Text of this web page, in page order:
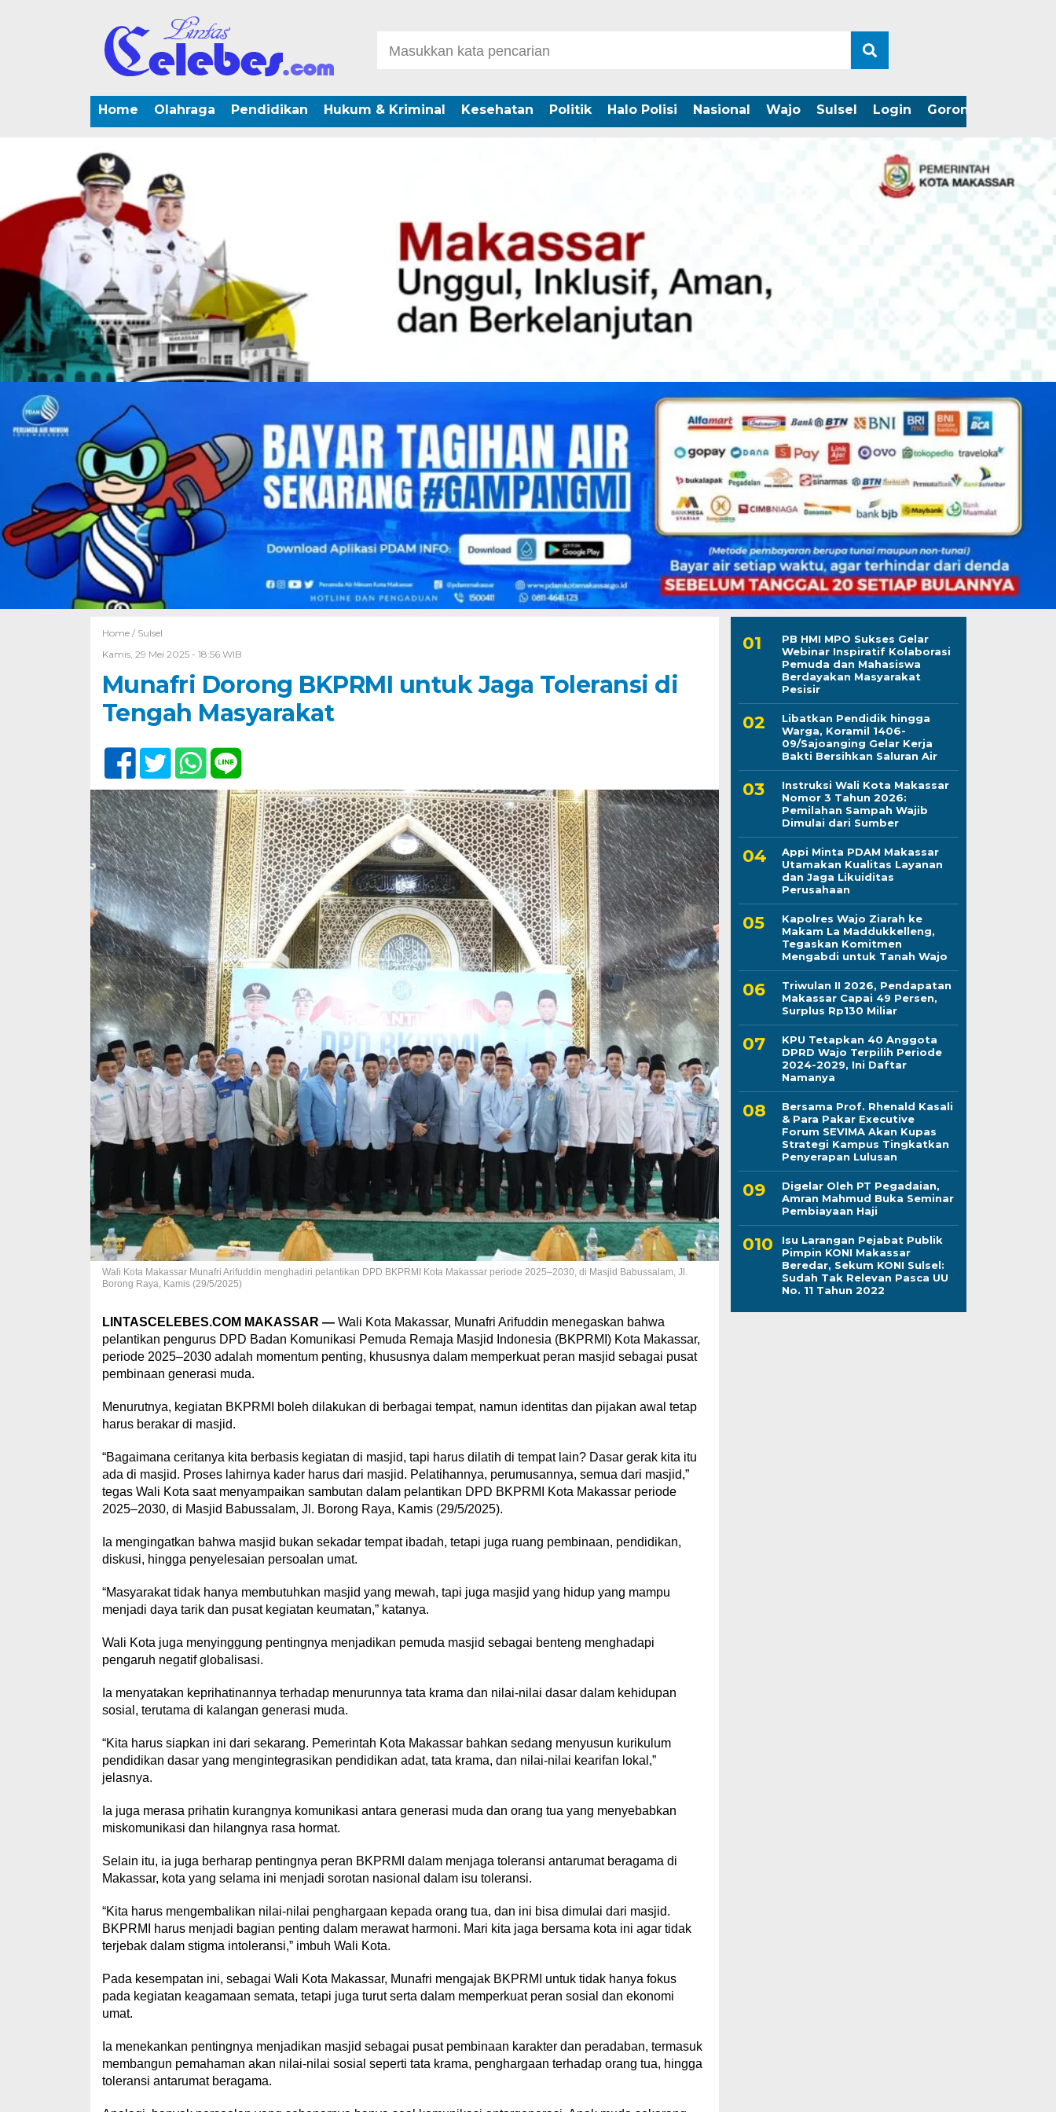
Home Olahraga Pendidikan Hukum & Kriminal Kesehatan Politik Halo Polisi Nasional Wajo Sulsel Login Gorontalo
Home / Sulsel
Kamis, 29 Mei 2025 - 18:56 WIB
Munafri Dorong BKPRMI untuk Jaga Toleransi di
Tengah Masyarakat
Wali Kota Makassar Munafri Arifuddin menghadiri pelantikan DPD BKPRMI Kota Makassar periode 2025–2030, di Masjid Babussalam, Jl.
Borong Raya, Kamis (29/5/2025)
LINTASCELEBES.COM MAKASSAR —Wali Kota Makassar, Munafri Arifuddin menegaskan bahwa
pelantikan pengurus DPD Badan Komunikasi Pemuda Remaja Masjid Indonesia (BKPRMI) Kota Makassar,
periode 2025–2030 adalah momentum penting, khususnya dalam memperkuat peran masjid sebagai pusat
pembinaan generasi muda.
Menurutnya, kegiatan BKPRMI boleh dilakukan di berbagai tempat, namun identitas dan pijakan awal tetap
harus berakar di masjid.
“Bagaimana ceritanya kita berbasis kegiatan di masjid, tapi harus dilatih di tempat lain? Dasar gerak kita itu
ada di masjid. Proses lahirnya kader harus dari masjid. Pelatihannya, perumusannya, semua dari masjid,”
tegas Wali Kota saat menyampaikan sambutan dalam pelantikan DPD BKPRMI Kota Makassar periode
2025–2030, di Masjid Babussalam, Jl. Borong Raya, Kamis (29/5/2025).
Ia mengingatkan bahwa masjid bukan sekadar tempat ibadah, tetapi juga ruang pembinaan, pendidikan,
diskusi, hingga penyelesaian persoalan umat.
“Masyarakat tidak hanya membutuhkan masjid yang mewah, tapi juga masjid yang hidup yang mampu
menjadi daya tarik dan pusat kegiatan keumatan,” katanya.
Wali Kota juga menyinggung pentingnya menjadikan pemuda masjid sebagai benteng menghadapi
pengaruh negatif globalisasi.
Ia menyatakan keprihatinannya terhadap menurunnya tata krama dan nilai-nilai dasar dalam kehidupan
sosial, terutama di kalangan generasi muda.
“Kita harus siapkan ini dari sekarang. Pemerintah Kota Makassar bahkan sedang menyusun kurikulum
pendidikan dasar yang mengintegrasikan pendidikan adat, tata krama, dan nilai-nilai kearifan lokal,”
jelasnya.
Ia juga merasa prihatin kurangnya komunikasi antara generasi muda dan orang tua yang menyebabkan
miskomunikasi dan hilangnya rasa hormat.
Selain itu, ia juga berharap pentingnya peran BKPRMI dalam menjaga toleransi antarumat beragama di
Makassar, kota yang selama ini menjadi sorotan nasional dalam isu toleransi.
“Kita harus mengembalikan nilai-nilai penghargaan kepada orang tua, dan ini bisa dimulai dari masjid.
BKPRMI harus menjadi bagian penting dalam merawat harmoni. Mari kita jaga bersama kota ini agar tidak
terjebak dalam stigma intoleransi,” imbuh Wali Kota.
Pada kesempatan ini, sebagai Wali Kota Makassar, Munafri mengajak BKPRMI untuk tidak hanya fokus
pada kegiatan keagamaan semata, tetapi juga turut serta dalam memperkuat peran sosial dan ekonomi
umat.
Ia menekankan pentingnya menjadikan masjid sebagai pusat pembinaan karakter dan peradaban, termasuk
membangun pemahaman akan nilai-nilai sosial seperti tata krama, penghargaan terhadap orang tua, hingga
toleransi antarumat beragama.
PB HMI MPO Sukses Gelar
Webinar Inspiratif Kolaborasi
Pemuda dan Mahasiswa
Berdayakan Masyarakat
Pesisir
Libatkan Pendidik hingga
Warga, Koramil 1406-
09/Sajoanging Gelar Kerja
Bakti Bersihkan Saluran Air
Instruksi Wali Kota Makassar
Nomor 3 Tahun 2026:
Pemilahan Sampah Wajib
Dimulai dari Sumber
Appi Minta PDAM Makassar
Utamakan Kualitas Layanan
dan Jaga Likuiditas
Perusahaan
Kapolres Wajo Ziarah ke
Makam La Maddukkelleng,
Tegaskan Komitmen
Mengabdi untuk Tanah Wajo
Triwulan II 2026, Pendapatan
Makassar Capai 49 Persen,
Surplus Rp130 Miliar
KPU Tetapkan 40 Anggota
DPRD Wajo Terpilih Periode
2024-2029, Ini Daftar
Namanya
Bersama Prof. Rhenald Kasali
& Para Pakar Executive
Forum SEVIMA Akan Kupas
Strategi Kampus Tingkatkan
Penyerapan Lulusan
Digelar Oleh PT Pegadaian,
Amran Mahmud Buka Seminar
Pembiayaan Haji
Isu Larangan Pejabat Publik
Pimpin KONI Makassar
Beredar, Sekum KONI Sulsel:
Sudah Tak Relevan Pasca UU
No. 11 Tahun 2022